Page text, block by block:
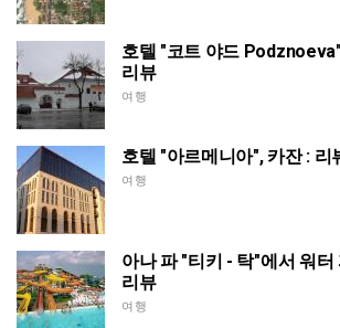
호텔 "코트 야드
리뷰
여행
호텔 "아르메니아", 카잔 : 리
여행
아나 파 "티키 - 탁"에서 워터
리뷰
여행